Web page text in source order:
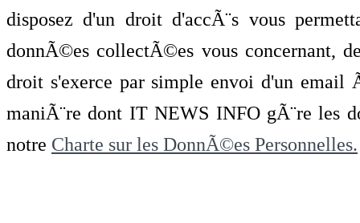
disposez d'un droit d'accÃ¨s vous
donnÃ©es collectÃ©es vous concernant,
droit s'exerce par simple envoi d'un
maniÃ¨re dont IT NEWS INFO gÃ¨re les
notre Charte sur les DonnÃ©es Personnelles.